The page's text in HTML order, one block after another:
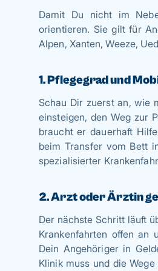
Damit Du nicht im
orientieren. Sie gilt für
Alpen, Xanten, Weeze,
1. Pflegegrad und
Schau Dir zuerst an, wie
einsteigen, den Weg zur
braucht er dauerhaft
beim Transfer vom Bett
spezialisierter
2. Arzt oder Ärztin
Der nächste Schritt läuft
Krankenfahrten offen an
Dein Angehöriger in
Klinik muss und die